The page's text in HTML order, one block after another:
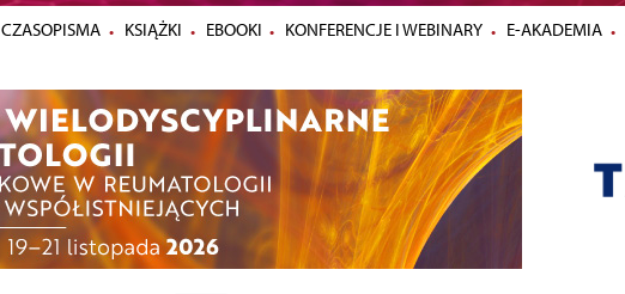
CZASOPISMA KSIĄŻKI EBOOKI KONFERENCJE I WEBINARY E-AKADEMIA